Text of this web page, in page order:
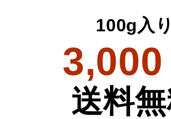
100g入
3,000
送料